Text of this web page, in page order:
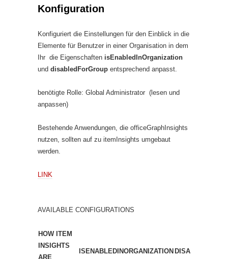
Konfiguration
Konfiguriert die Einstellungen für den Einblick in die
Elemente für Benutzer in einer Organisation in dem
Ihr die Eigenschaften isEnabledInOrganization
und disabledForGroup entsprechend anpasst.
benötigte Rolle: Global Administrator (lesen und
anpassen)
Bestehende Anwendungen, die officeGraphInsights
nutzen, sollten auf zu itemInsights umgebaut
werden.
LINK
AVAILABLE CONFIGURATIONS
HOW ITEM
INSIGHTS
ARE
ISENABLEDINORGANIZATION